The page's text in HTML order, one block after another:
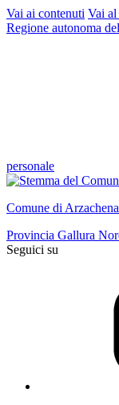
Vai ai contenuti Vai
Regione autonoma
personale
Comune di Arzachena
Provincia Gallura
Seguici su